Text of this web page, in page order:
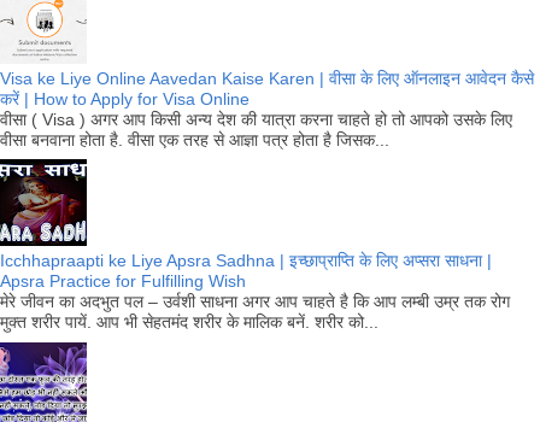
Visa ke Liye Online Aavedan Kaise Karen | वीसा के लिए ऑनलाइन आवेदन कैसे
करें | How to Apply for Visa Online
वीसा ( Visa ) अगर आप किसी अन्य देश की यात्रा करना चाहते हो तो आपको उसके लिए
वीसा बनवाना होता है. वीसा एक तरह से आज्ञा पत्र होता है जिसक...
Icchhapraapti ke Liye Apsra Sadhna | इच्छाप्राप्ति के लिए अप्सरा साधना |
Apsra Practice for Fulfilling Wish
मेरे जीवन का अदभुत पल – उर्वशी साधना अगर आप चाहते है कि आप लम्बी उम्र तक रोग
मुक्त शरीर पायें. आप भी सेहतमंद शरीर के मालिक बनें. शरीर को...